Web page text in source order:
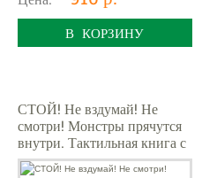
В КОРЗИНУ
СТОЙ! Не вздумай! Не
смотри! Монстры прячутся
внутри. Тактильная книга с
окошками